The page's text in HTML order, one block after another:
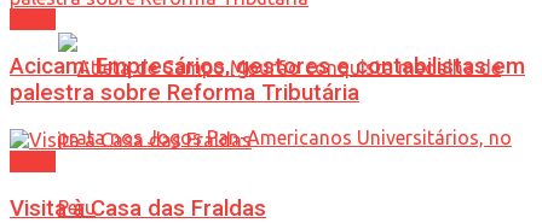
Acicam: Empresários, gestores e contabilistas em
palestra sobre Reforma Tributária
Visita à Casa das Fraldas